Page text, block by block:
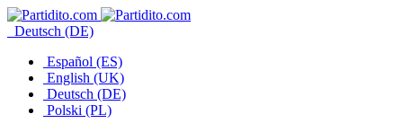
Deutsch (DE)
Español (ES)
English (UK)
Deutsch (DE)
Polski (PL)